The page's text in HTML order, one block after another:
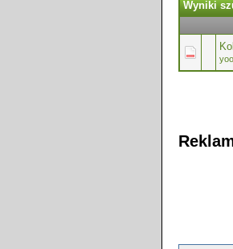
Wyniki